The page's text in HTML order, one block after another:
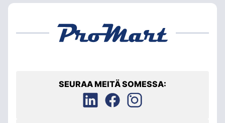
SEURAA MEITÄ SOMESSA: